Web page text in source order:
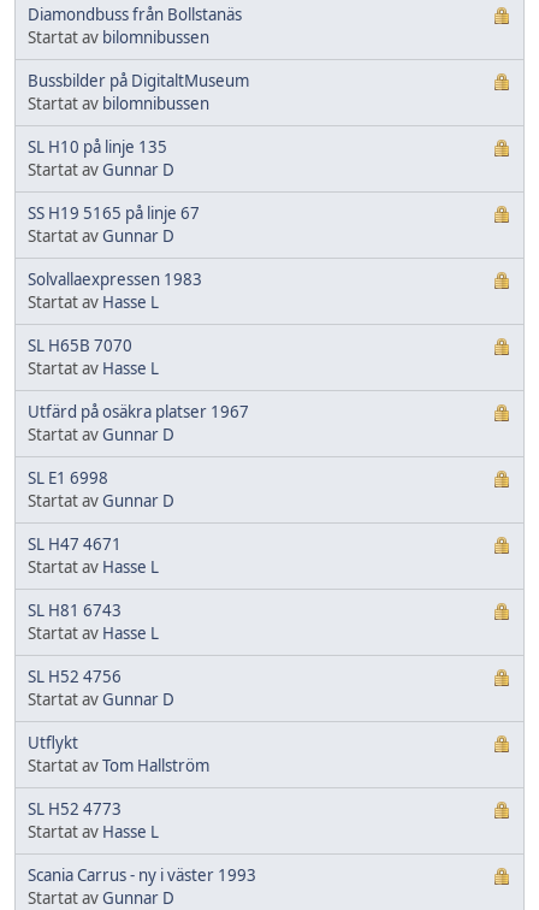
Diamondbuss från Bollstanäs
Startat av bilomnibussen
Bussbilder på DigitaltMuseum
Startat av bilomnibussen
SL H10 på linje 135
Startat avGunnar D
SS H19 5165 på linje 67
Startat avGunnar D
Solvallaexpressen 1983
Startat av Hasse L
SL H65B 7070
Startat av Hasse L
Utfärd på osäkra platser 1967
Startat avGunnar D
SL E1 6998
Startat avGunnar D
SL H47 4671
Startat av Hasse L
SL H81 6743
Startat av Hasse L
SL H52 4756
Startat avGunnar D
Utflykt
Startat avTom Hallström
SL H52 4773
Startat av Hasse L
Scania Carrus - ny i väster 1993
Startat avGunnar D